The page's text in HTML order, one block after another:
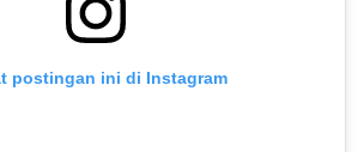
postingan ini di Instagram